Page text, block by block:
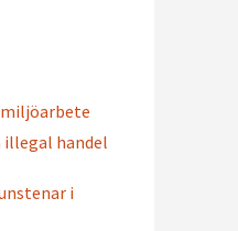
illegal handel
i